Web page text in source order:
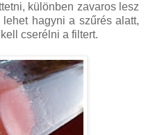
különben zavaros lesz
hagyni a szűrés alatt,
cserélni a filtert.